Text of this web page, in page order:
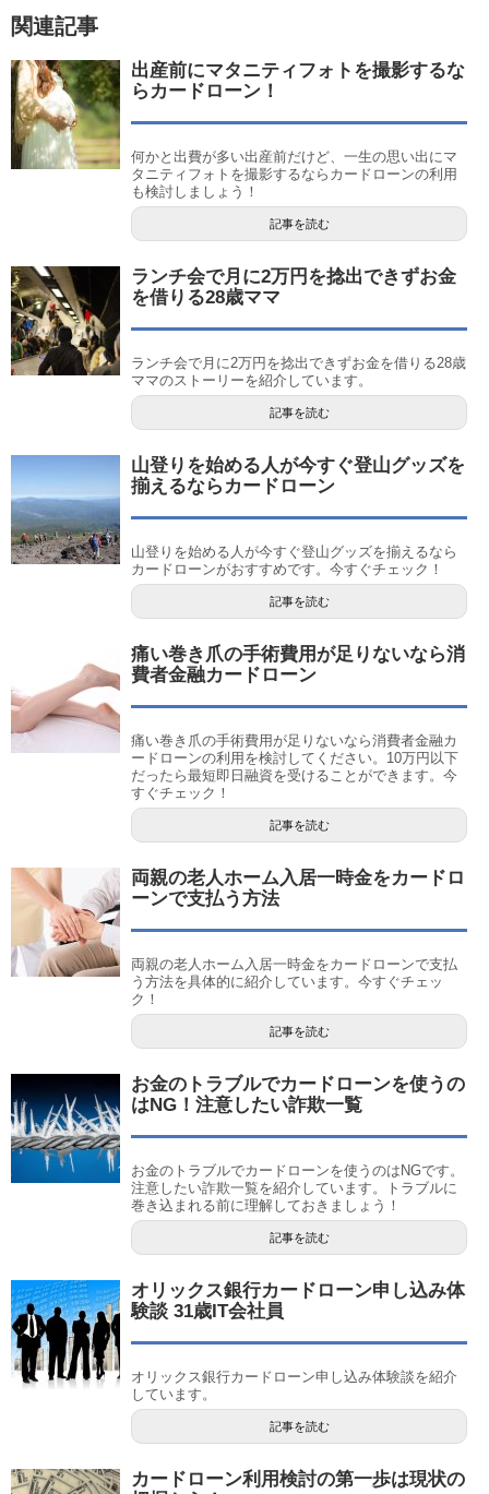
関連記事
出産前にマタニティフォトを撮影するな
らカードローン！
何かと出費が多い出産前だけど、一生の思い出にマ
タニティフォトを撮影するならカードローンの利用
も検討しましょう！
記事を読む
ランチ会で月に2万円を捻出できずお金
を借りる28歳ママ
ランチ会で月に2万円を捻出できずお金を借りる28歳
ママのストーリーを紹介しています。
記事を読む
山登りを始める人が今すぐ登山グッズを
揃えるならカードローン
山登りを始める人が今すぐ登山グッズを揃えるなら
カードローンがおすすめです。今すぐチェック！
記事を読む
痛い巻き爪の手術費用が足りないなら消
費者金融カードローン
痛い巻き爪の手術費用が足りないなら消費者金融カ
ードローンの利用を検討してください。10万円以下
だったら最短即日融資を受けることができます。今
すぐチェック！
記事を読む
両親の老人ホーム入居一時金をカードロ
ーンで支払う方法
両親の老人ホーム入居一時金をカードローンで支払
う方法を具体的に紹介しています。今すぐチェッ
ク！
記事を読む
お金のトラブルでカードローンを使うの
はNG！注意したい詐欺一覧
お金のトラブルでカードローンを使うのはNGです。
注意したい詐欺一覧を紹介しています。トラブルに
巻き込まれる前に理解しておきましょう！
記事を読む
オリックス銀行カードローン申し込み体
験談 31歳IT会社員
オリックス銀行カードローン申し込み体験談を紹介
しています。
記事を読む
カードローン利用検討の第一歩は現状の